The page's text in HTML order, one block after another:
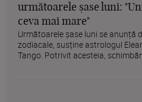
următoarele șase luni:
ceva mai mare"
Următoarele șase luni se anunță
zodiacale, susține astrologul
Tango. Potrivit acesteia,